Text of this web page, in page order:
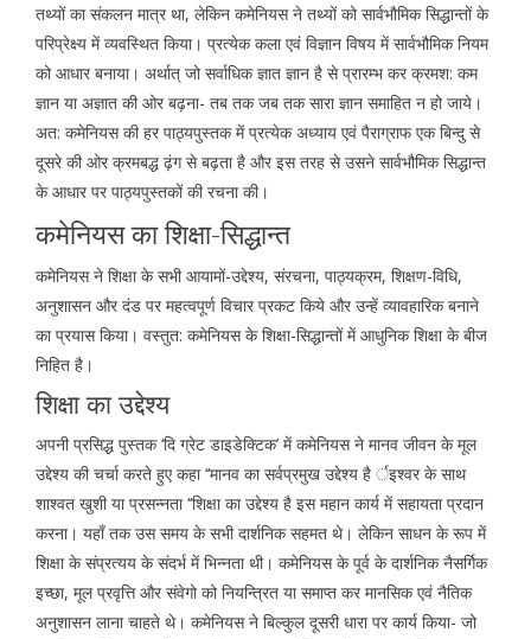
तथ्यों का संकलन मात्र था, लेकिन कमेनियस ने तथ्यों को सार्वभौमिक सिद्धान्तों के
परिप्रेक्ष्य में व्यवस्थित किया। प्रत्येक कला एवं विज्ञान विषय में सार्वभौमिक नियम
को आधार बनाया। अर्थात् जो सर्वाधिक ज्ञात ज्ञान है से प्रारम्भ कर क्रमश: कम
ज्ञान या अज्ञात की ओर बढ़ना- तब तक जब तक सारा ज्ञान समाहित न हो जाये।
अत: कमेनियस की हर पाठ्यपुस्तक में प्रत्येक अध्याय एवं पैराग्राफ एक बिन्दु से
दूसरे की ओर क्रमबद्ध ढ़ंग से बढ़ता है और इस तरह से उसने सार्वभौमिक सिद्धान्त
के आधार पर पाठ्यपुस्तकों की रचना की।
कमेनियस का शिक्षा-सिद्धान्त
कमेनियस ने शिक्षा के सभी आयामों-उद्देश्य, संरचना, पाठ्यक्रम, शिक्षण-विधि,
अनुशासन और दंड पर महत्वपूर्ण विचार प्रकट किये और उन्हें व्यावहारिक बनाने
का प्रयास किया। वस्तुत: कमेनियस के शिक्षा-सिद्धान्तों में आधुनिक शिक्षा के बीज
निहित है।
शिक्षा का उद्देश्य
अपनी प्रसिद्ध पुस्तक ‘दि ग्रेट डाइडेक्टिक’ में कमेनियस ने मानव जीवन के मूल
उद्देश्य की चर्चा करते हुए कहा ‘‘मानव का सर्वप्रमुख उद्देश्य है र्इश्वर के साथ
शाश्वत खुशी या प्रसन्नता ‘‘शिक्षा का उद्देश्य है इस महान कार्य में सहायता प्रदान
करना। यहाँ तक उस समय के सभी दार्शनिक सहमत थे। लेकिन साधन के रूप में
शिक्षा के संप्रत्यय के संदर्भ में भिन्नता थी। कमेनियस के पूर्व के दार्शनिक नैसर्गिक
इच्छा, मूल प्रवृत्ति और संवेगो को नियन्त्रित या समाप्त कर मानसिक एवं नैतिक
अनुशासन लाना चाहते थे। कमेनियस ने बिल्कुल दूसरी धारा पर कार्य किया- जो